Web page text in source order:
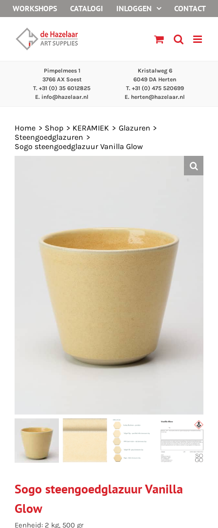
naar
inhoud
WORKSHOPS CATALOGI INLOGGEN CONTACT
Pimpelmees 1
3766 AX Soest
T. +31 (0) 35 6012825
E. info@hazelaar.nl
Kristalweg 6
6049 DA Herten
T. +31 (0) 475 520699
E. herten@hazelaar.nl
Home Shop KERAMIEK
Glazuren
Steengoedglazuren
Sogo steengoedglazuur Vanilla Glow
Sogo steengoedglazuur Vanilla
Glow
Eenheid: 2 kg, 500 gr